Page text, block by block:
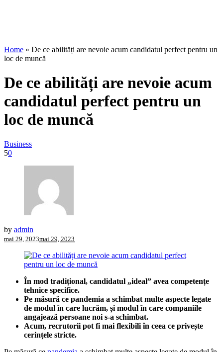
Home » De ce abilități are nevoie acum candidatul perfect pentru un
loc de muncă
De ce abilități are nevoie acum
candidatul perfect pentru un
loc de muncă
Business
50
by admin
mai 29, 2023mai 29, 2023
În mod tradițional, candidatul „ideal” avea competențe
tehnice specifice.
Pe măsură ce pandemia a schimbat multe aspecte legate
de modul în care lucrăm, și modul în care companiile
angajează persoane noi s-a schimbat.
Acum, recrutorii pot fi mai flexibili în ceea ce privește
cerințele stricte.